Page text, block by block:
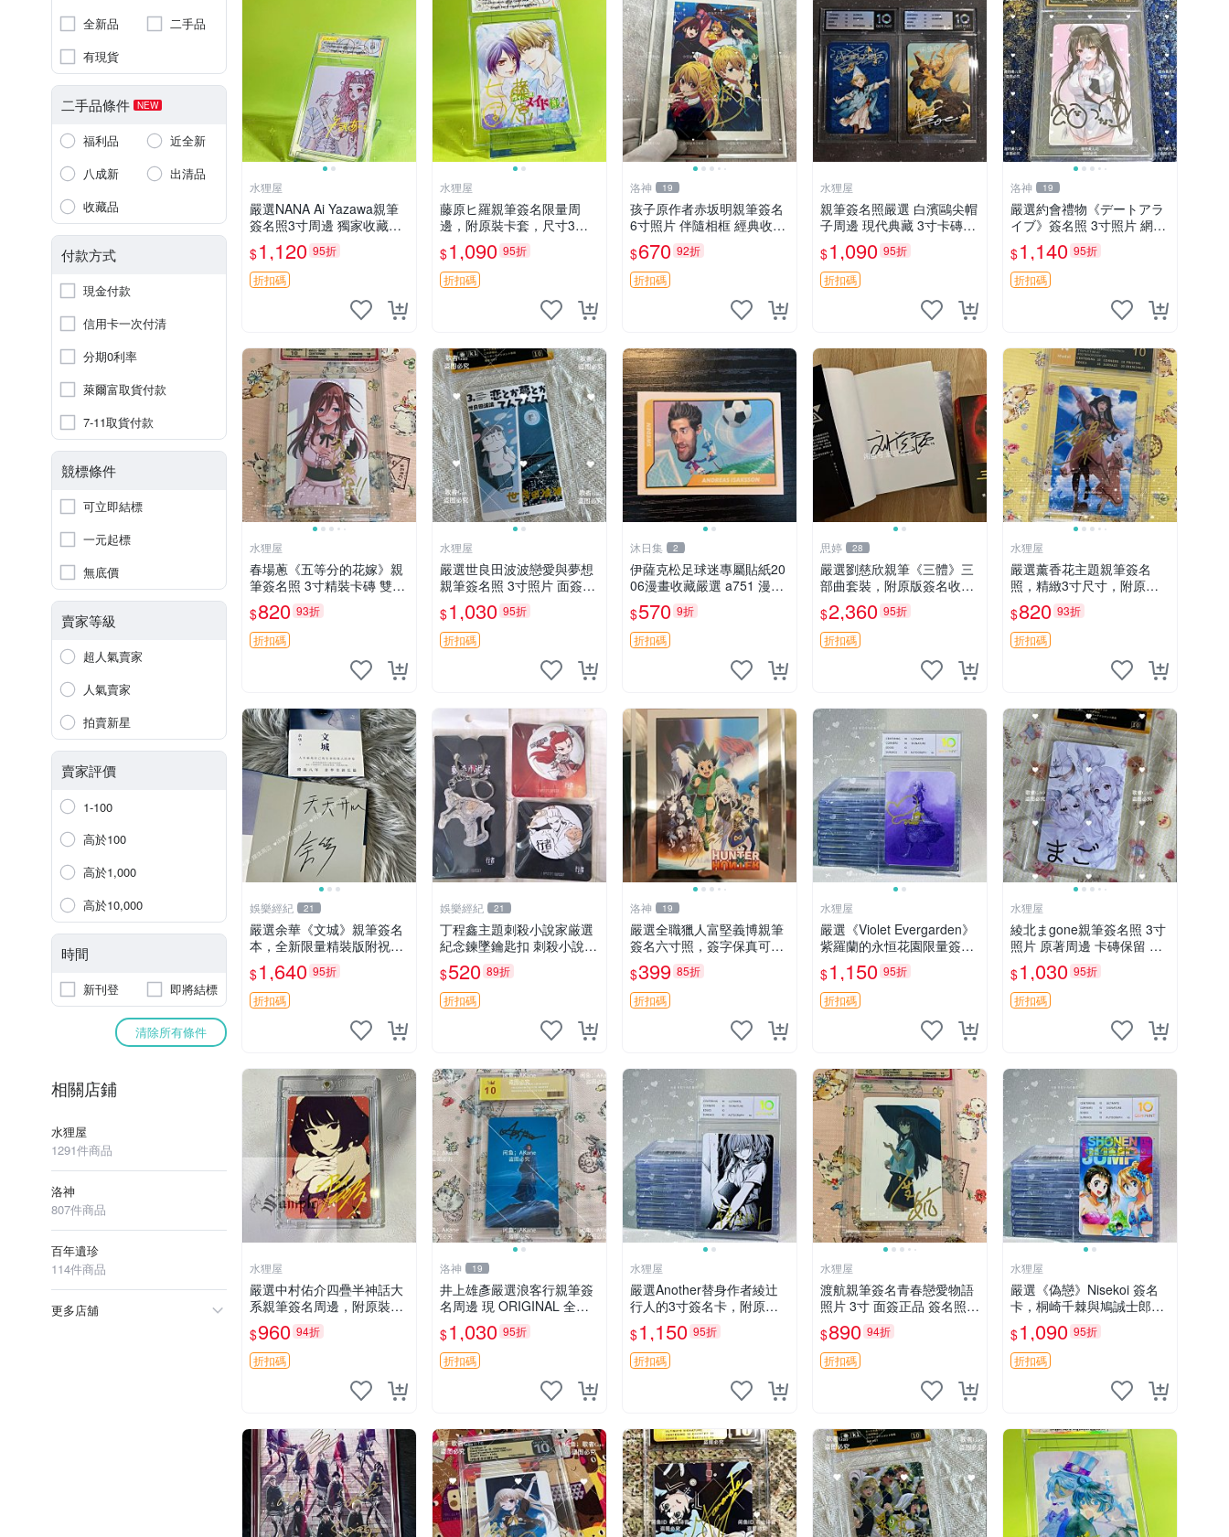
全新品
二手品
有現貨
二手品條件 NEW
福利品
近全新
八成新
出清品
收藏品
付款方式
現金付款
信用卡一次付清
分期0利率
萊爾富取貨付款
7-11取貨付款
競標條件
可立即結標
一元起標
無底價
賣家等級
超人氣賣家
人氣賣家
拍賣新星
賣家評價
1-100
高於100
高於1,000
高於10,000
時間
新刊登 即將結標
清除所有條件
相關店鋪
水狸屋
1291件商品
洛神
807件商品
百年遺珍
114件商品
更多店舖
水狸屋
嚴選NANA Ai Yazawa親筆
簽名照3寸周邊 獨家收藏品
含卡磚 日版中古 默認初瑕
周邊 照片 署名
$1,120 95折
折扣碼
水狸屋
藤原ヒ羅親筆簽名限量周
邊，附原裝卡套，尺寸3
寸，中古輕瑕 會長大人 親
筆 簽名 周邊 卡套 3寸 中古
初瑕
$1,090 95折
折扣碼
洛神 19
孩子原作者赤坂明親筆簽名
6寸照片 伴隨相框 經典收藏
周邊 官方認證
$670 92折
折扣碼
水狸屋
親筆簽名照嚴選 白濱鷗尖帽
子周邊 現代典藏 3寸卡磚附
原裝 日本回憶中古品 泡沫
包裝 國內速遞 尖帽子 周邊
筆跡
$1,090 95折
折扣碼
洛神 19
嚴選約會禮物《デートアラ
イブ》簽名照 3寸照片 網路
原圖 實物美 希望與你見面
デートアライブ 簽名照 收
藏品
$1,140 95折
折扣碼
水狸屋
春場蔥《五等分的花嫁》親
筆簽名照 3寸精裝卡磚 雙面
收藏相框 親簽限量周邊 收
藏推薦 花嫁相片 現象級漫
改 相框收藏 周邊精品
$820 93折
折扣碼
水狸屋
嚴選世良田波波戀愛與夢想
親筆簽名照 3寸照片 面簽周
邊 照片卡磚
$1,030 95折
折扣碼
沐日集 2
伊薩克松足球迷專屬貼紙20
06漫畫收藏嚴選 a751 漫畫
貼紙 足球迷
$570 9折
折扣碼
思婷 28
嚴選劉慈欣親筆《三體》三
部曲套裝，附原版簽名收藏
版 三體 規格完整 網拍無疑
真品 收藏推薦 《三體》全
系列親筆簽名版 電影原著珍
藏必備 劉慈欣 《三體》
$2,360 95折
折扣碼
水狸屋
嚴選薰香花主題親筆簽名
照，精緻3寸尺寸，附原裝
卡套。收藏級品相，值得珍
藏。 薰香花 花卉 照片
$820 93折
折扣碼
娛樂經紀 21
嚴選余華《文城》親筆簽名
本，全新限量精裝版附祝福
語 文學小說 簽名書籍 文學
經典
$1,640 95折
折扣碼
娛樂經紀 21
丁程鑫主題刺殺小說家厳選
紀念鍊墜鑰匙扣 刺殺小說家
丁程鑫 鍊墜
$520 89折
折扣碼
洛神 19
嚴選全職獵人富堅義博親筆
簽名六寸照，簽字保真可擦
認，全新收藏好物，限量發
售 全職獵人 富堅義博 簽名
照片
$399 85折
折扣碼
水狸屋
嚴選《Violet Evergarden》
紫羅蘭的永恒花園限量簽名
卡，3寸帶原裝卡磚 日本中
古收藏推薦 薇爾莉特 曜佳
奈 筆記本
$1,150 95折
折扣碼
水狸屋
綾北まgone親筆簽名照 3寸
照片 原著周邊 卡磚保留 完
璧簽名照 原創周邊 電紙書
尺寸 Signed Foto 作者專輯
綾北まgone 正版收藏
$1,030 95折
折扣碼
水狸屋
嚴選中村佑介四疊半神話大
系親筆簽名周邊，附原裝卡
磚 亞克力照片 3寸大小 簽名
照 收藏級 周邊商品
$960 94折
折扣碼
洛神 19
井上雄彥嚴選浪客行親筆簽
名周邊 現 ORIGINAL 全新
收藏相框附卡磚 尺寸適中
浪客行 筆 記念照
$1,030 95折
折扣碼
水狸屋
嚴選Another替身作者綾辻
行人的3寸簽名卡，附原裝
卡磚。國內直郵快速到貨。
Another 替身 綾辻行人 簽名
卡 周邊
$1,150 95折
折扣碼
水狸屋
渡航親筆簽名青春戀愛物語
照片 3寸 面簽正品 簽名照收
藏推薦 電腦 動畫 原創漫畫
$890 94折
折扣碼
水狸屋
嚴選《偽戀》Nisekoi 簽名
卡，桐崎千棘與鳩誠士郎精
美周邊，3寸日版中古帶原
裝卡磚，國內直郵 偽戀 Nis
ekoi 簽名卡 桐崎千棘
$1,090 95折
折扣碼